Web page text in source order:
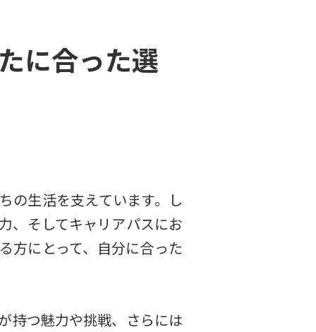
に合った選
の生活を支えています。し
、そしてキャリアパスにお
方にとって、自分に合った
持つ魅力や挑戦、さらには